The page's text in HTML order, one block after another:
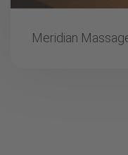
Meridian